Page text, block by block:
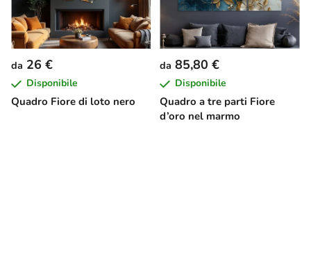
Quadro Fiore di loto nero
da 26 €
Disponibile
Quadro a tre parti Fiore
d’oro nel marmo
da 85,80 €
Disponibile